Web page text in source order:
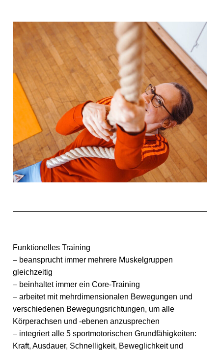
Funktionelles Training
– beansprucht immer mehrere Muskelgruppen
gleichzeitig
– beinhaltet immer ein Core-Training
– arbeitet mit mehrdimensionalen Bewegungen und
verschiedenen Bewegungsrichtungen, um alle
Körperachsen und -ebenen anzusprechen
– integriert alle 5 sportmotorischen Grundfähigkeiten:
Kraft, Ausdauer, Schnelligkeit, Beweglichkeit und